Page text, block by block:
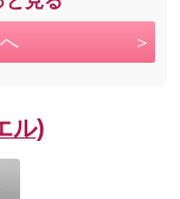
ル)